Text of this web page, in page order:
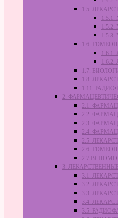
1.5.
1.6.
1.7.
1.8.
1.11.
2.
2.1.
2.2.
2.3.
2.4.
2.5.
2.6.
2.7
3.
3.1.
3.2.
3.3.
3.4.
3.5.